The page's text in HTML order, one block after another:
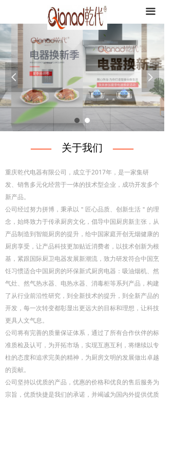
끀
넳 넲
—— 关于我们——
重庆乾代电器有限公司，成立于2017年，是一家集研
发、销售多元化经营于一体的技术型企业，成功开发多个
新产品。
公司经过努力拼博，秉承以＂匠心品质、创新生活＂的理
念，始终致力于传承厨房文化，倡导中国厨房新主张，从
产品制造到智能厨房的提升，给中国家庭开创无烟健康的
厨房享受，让产品科技更加贴近消费者，以技术创新为根
基，紧跟国际厨卫电器发展新潮流，致力研发符合中国烹
饪习惯适合中国厨房的环保新式厨房电器：吸油烟机、然
气灶、然气热水器、电热水器、消毒柜等系列产品，构建
了从行业前沿性研究，到全新技术的提升，到全新产品的
开发，每一次转变都彰显出更远大的目标和理想，让科技
更具人文气息。
公司将有完善的质量保证体系，通过了所有合作伙伴的标
准质检及认可，为开拓市场，实现互惠互利，将继续以专
柱的态度和追求完美的精神，为厨房文明的发展做出卓越
的贡献。
公司坚持以优质的产品，优惠的价格和优良的售后服务为
宗旨，优质快捷是我们的承诺，并竭诚为国内外提供优质